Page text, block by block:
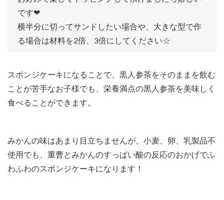
です❤︎
横半分に切ってサンドしたい場合や、大きな型で作
る場合は材料を2倍、3倍にしてください☆
スポンジケーキになることで、黒人参茶をそのままを飲む
ことが苦手なお子様でも、栄養満点の黒人参茶を美味しく
食べることができます。
みかんの味はあまり目立ちませんが、小麦、卵、乳製品不
使用でも、重曹とみかんのすっぱい酸の反応のおかげでふ
わふわのスポンジケーキになります！